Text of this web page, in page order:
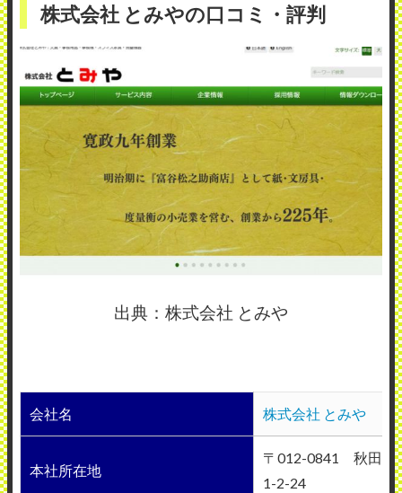
株式会社 とみやの口コミ・評判
出典：株式会社 とみや
会社名 株式会社 とみや
本社所在地
〒012-0841 秋田県
1-2-24